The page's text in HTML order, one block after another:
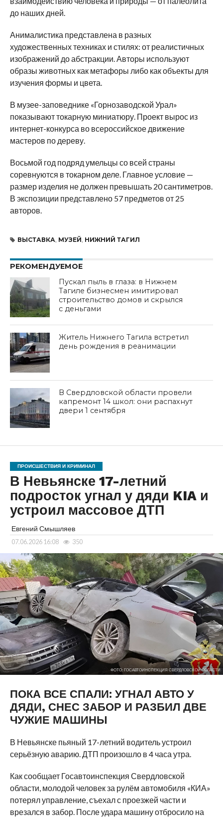
до наших дней.
Анималистика представлена в разных
художественных техниках и стилях: от реалистичных
изображений до абстракции. Авторы используют
образы животных как метафоры либо как объекты для
изучения формы и цвета.
В музее-заповеднике «Горнозаводской Урал»
показывают токарную миниатюру. Проект вырос из
интернет-конкурса во всероссийское движение
мастеров по дереву.
Восьмой год подряд умельцы со всей страны
соревнуются в токарном деле. Главное условие —
размер изделия не должен превышать 20 сантиметров.
В экспозиции представлено 57 предметов от 25
авторов.
ВЫСТАВКА МУЗЕЙ НИЖНИЙ ТАГИЛ
РЕКОМЕНДУЕМОЕ
Пускал пыль в глаза: в Нижнем
Тагиле бизнесмен имитировал
строительство домов и скрылся
с деньгами
Житель Нижнего Тагила встретил
день рождения в реанимации
В Свердловской области провели
капремонт 14 школ: они распахнут
двери 1 сентября
ПРОИСШЕСТВИЯ И КРИМИНАЛ
В Невьянске 17-летний
подросток угнал у дяди KIA и
устроил массовое ДТП
Евгений Смышляев
07.06.2026 16:08 350
ФОТО: ГОСАВТОИНСПЕКЦИЯ СВЕРДЛОВСКОЙ ОБЛАСТИ
ПОКА ВСЕ СПАЛИ: УГНАЛ АВТО У
ДЯДИ, СНЕС ЗАБОР И РАЗБИЛ ДВЕ
ЧУЖИЕ МАШИНЫ
В Невьянске пьяный 17-летний водитель устроил
серьёзную аварию. ДТП произошло в 4 часа утра.
Как сообщает Госавтоинспекция Свердловской
области, молодой человек за рулём автомобиля «КИА»
потерял управление, съехал с проезжей части и
врезался в забор. После удара машину отбросило на